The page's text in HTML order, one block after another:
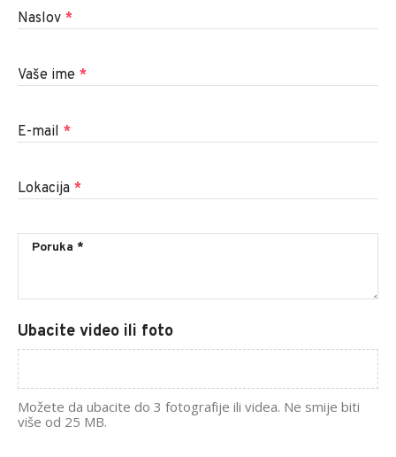
Naslov *
Vaše ime *
E-mail *
Lokacija *
Ubacite video ili foto
Možete da ubacite do 3 fotografije ili videa. Ne smije biti
više od 25 MB.